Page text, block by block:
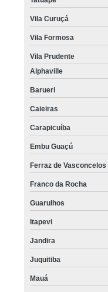
Vila Curuçá
Vila Formosa
Vila Prudente
Alphaville
Barueri
Caieiras
Carapicuíba
Embu Guaçú
Ferraz de Vasconcelos
Franco da Rocha
Guarulhos
Itapevi
Jandira
Juquitiba
Mauá